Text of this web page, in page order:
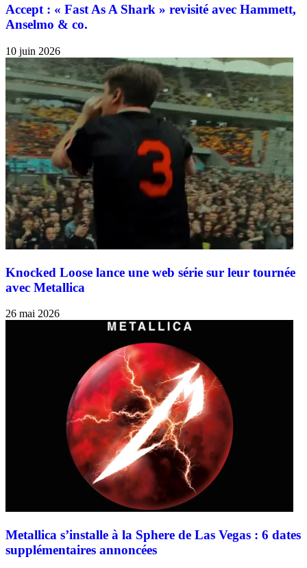
Accept : « Fast As A Shark » revisité avec Hammett,
Anselmo & co.
10 juin 2026
Knocked Loose lance une web série sur leur tournée
avec Metallica
26 mai 2026
Metallica s’installe à la Sphere de Las Vegas : 6 dates
supplémentaires annoncées